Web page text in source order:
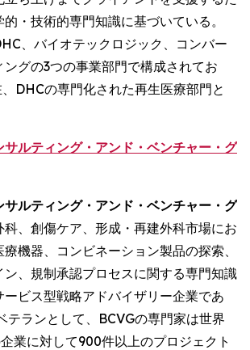
・技術的専門知識に基づいている。
、バイオテックロジック、コンバー
ングの3つの事業部門で構成されてお
DHCの専門化された再生医療部門と
サルティング・アンド・ベンチャー・グ
サルティング・アンド・ベンチャー・グ
科、創傷ケア、形成・再建外科市場にお
機器、コンビネーション製品の探索、
ン、規制承認プロセスに関する専門知識
ービス型戦略アドバイザリー企業であ
テランとして、BCVGの専門家は世界
業に対して900件以上のプロジェクト